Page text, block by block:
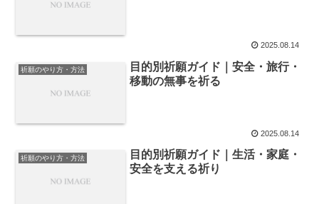
2025.08.14
祈願のやり方・方法
目的別祈願ガイド｜安全・旅行・
移動の無事を祈る
2025.08.14
祈願のやり方・方法
目的別祈願ガイド｜生活・家庭・
安全を支える祈り